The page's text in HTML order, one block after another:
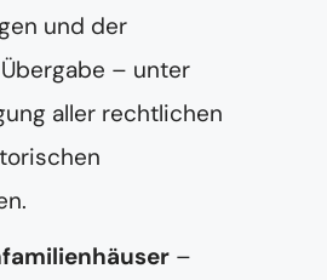
und der
– unter
aller rechtlichen
–